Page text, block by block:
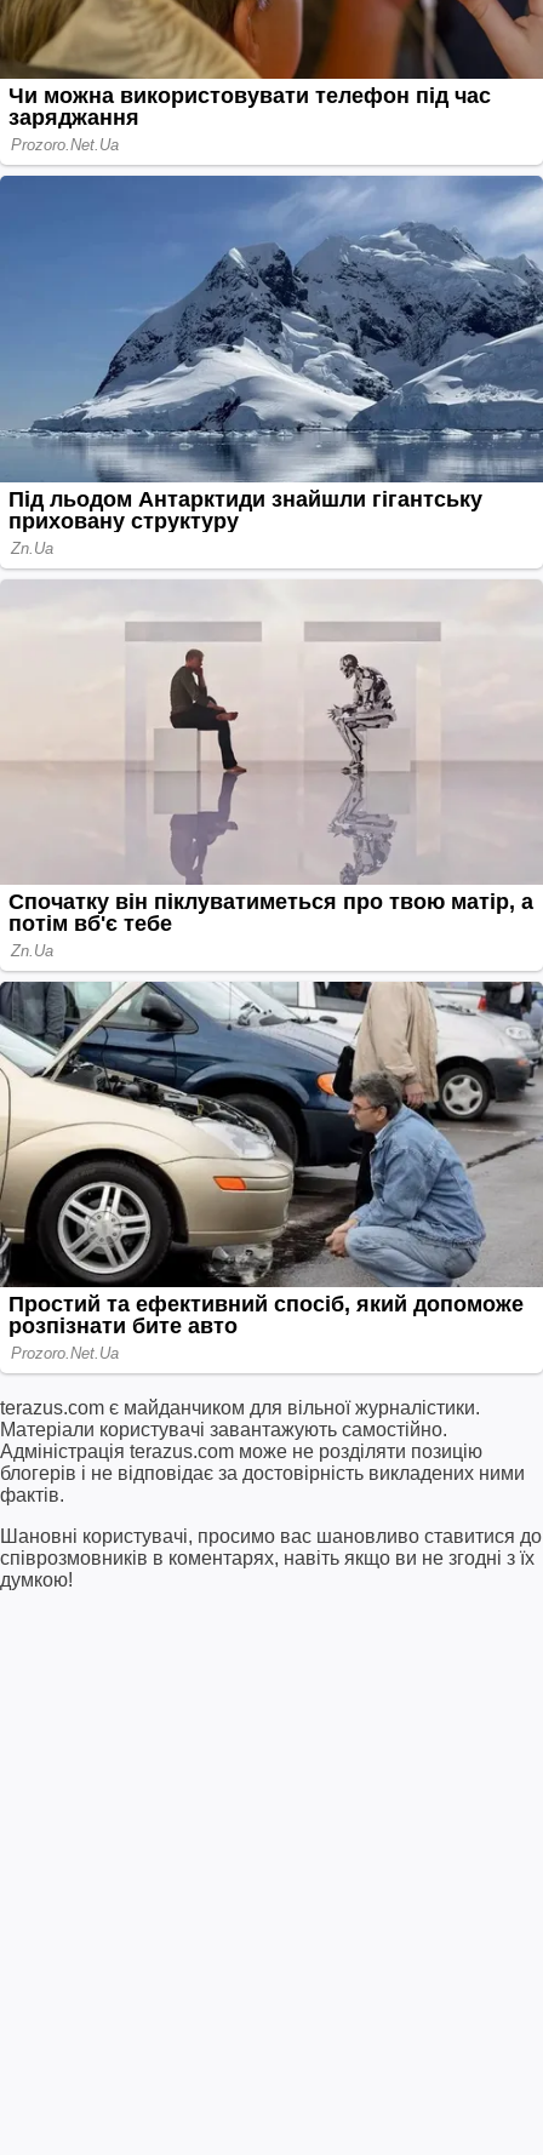
terazus.com є майданчиком для вільної журналістики.
Матеріали користувачі завантажують самостійно.
Адміністрація terazus.com може не розділяти позицію
блогерів і не відповідає за достовірність викладених ними
фактів.
Шановні користувачі, просимо вас шановливо ставитися до
співрозмовників в коментарях, навіть якщо ви не згодні з їх
думкою!